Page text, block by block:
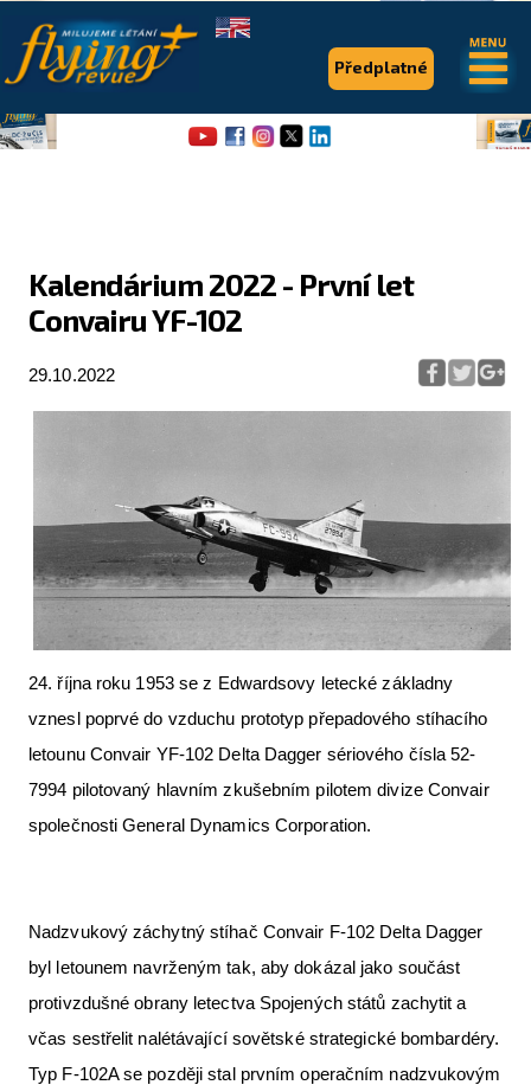
Kalendárium 2022 - První let
Convairu YF-102
29.10.2022
24. října roku 1953 se z Edwardsovy letecké základny
vznesl poprvé do vzduchu prototyp přepadového stíhacího
letounu Convair YF-102 Delta Dagger sériového čísla 52-
7994 pilotovaný hlavním zkušebním pilotem divize Convair
společnosti General Dynamics Corporation.
Nadzvukový záchytný stíhač Convair F-102 Delta Dagger
byl letounem navrženým tak, aby dokázal jako součást
protivzdušné obrany letectva Spojených států zachytit a
včas sestřelit nalétávající sovětské strategické bombardéry.
Typ F-102A se později stal prvním operačním nadzvukovým
Předplatné
.
Flying Revue
Expedice
Série & speciály
Letecká videa
Aktuální FR + archiv
Letecká muzea
VFR Communication app
The SAFE Guide app
Nabídky práce v letectví
Inzerujte s námi